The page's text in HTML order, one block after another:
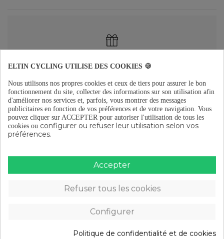
Retours gratuits (15 jours)
Paiement en plusieurs fois à partir de 29 €
ELTIN CYCLING UTILISE DES COOKIES 🍪
Nous utilisons nos propres cookies et ceux de tiers pour assurer le bon
fonctionnement du site, collecter des informations sur son utilisation afin
d'améliorer nos services et, parfois, vous montrer des messages
publicitaires en fonction de vos préférences et de votre navigation. Vous
pouvez cliquer sur ACCEPTER pour autoriser l'utilisation de tous les
cookies ou configurer ou refuser leur utilisation selon vos
préférences.
Accepter
Refuser tous les cookies
Configurer
Politique de confidentialité et de cookies